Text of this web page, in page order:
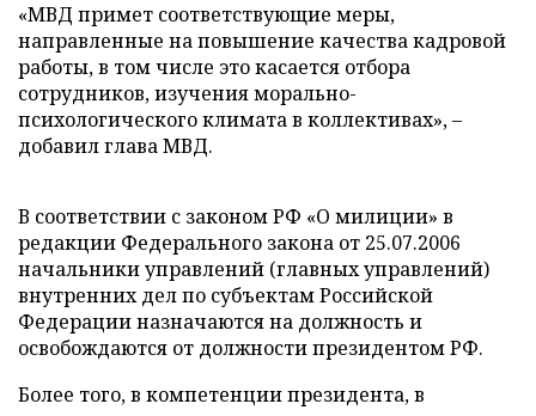
«МВД примет соответствующие меры,
направленные на повышение качества кадровой
работы, в том числе это касается отбора
сотрудников, изучения морально-
психологического климата в коллективах», –
добавил глава МВД.
В соответствии с законом РФ «О милиции» в
редакции Федерального закона от 25.07.2006
начальники управлений (главных управлений)
внутренних дел по субъектам Российской
Федерации назначаются на должность и
освобождаются от должности президентом РФ.
Более того, в компетенции президента, в